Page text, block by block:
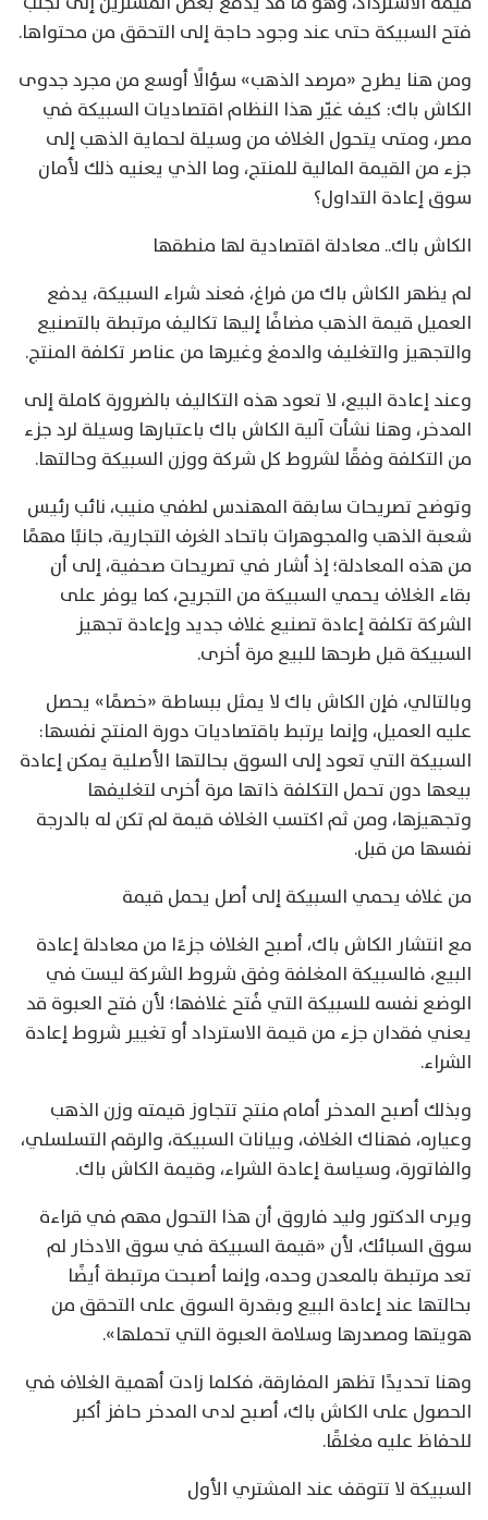
فتح السبيكة حتى عند وجود حاجة إلى التحقق من محتواها.
ومن هنا يطرح «مرصد الذهب» سؤالًا أوسع من مجرد جدوى
الكاش باك: كيف غيّر هذا النظام اقتصاديات السبيكة في
مصر، ومتى يتحول الغلاف من وسيلة لحماية الذهب إلى
جزء من القيمة المالية للمنتج، وما الذي يعنيه ذلك لأمان
سوق إعادة التداول؟
الكاش باك.. معادلة اقتصادية لها منطقها
لم يظهر الكاش باك من فراغ، فعند شراء السبيكة، يدفع
العميل قيمة الذهب مضافًا إليها تكاليف مرتبطة بالتصنيع
والتجهيز والتغليف والدمغ وغيرها من عناصر تكلفة المنتج.
وعند إعادة البيع، لا تعود هذه التكاليف بالضرورة كاملة إلى
المدخر، وهنا نشأت آلية الكاش باك باعتبارها وسيلة لرد جزء
من التكلفة وفقًا لشروط كل شركة ووزن السبيكة وحالتها.
وتوضح تصريحات سابقة المهندس لطفي منيب، نائب رئيس
شعبة الذهب والمجوهرات باتحاد الغرف التجارية، جانبًا مهمًا
من هذه المعادلة؛ إذ أشار في تصريحات صحفية، إلى أن
بقاء الغلاف يحمي السبيكة من التجريح، كما يوفر على
الشركة تكلفة إعادة تصنيع غلاف جديد وإعادة تجهيز
السبيكة قبل طرحها للبيع مرة أخرى.
وبالتالي، فإن الكاش باك لا يمثل ببساطة «خصمًا» يحصل
عليه العميل، وإنما يرتبط باقتصاديات دورة المنتج نفسها:
السبيكة التي تعود إلى السوق بحالتها الأصلية يمكن إعادة
بيعها دون تحمل التكلفة ذاتها مرة أخرى لتغليفها
وتجهيزها، ومن ثم اكتسب الغلاف قيمة لم تكن له بالدرجة
نفسها من قبل.
من غلاف يحمي السبيكة إلى أصل يحمل قيمة
مع انتشار الكاش باك، أصبح الغلاف جزءًا من معادلة إعادة
البيع، فالسبيكة المغلفة وفق شروط الشركة ليست في
الوضع نفسه للسبيكة التي فُتح غلافها؛ لأن فتح العبوة قد
يعني فقدان جزء من قيمة الاسترداد أو تغيير شروط إعادة
الشراء.
وبذلك أصبح المدخر أمام منتج تتجاوز قيمته وزن الذهب
وعياره، فهناك الغلاف، وبيانات السبيكة، والرقم التسلسلي،
والفاتورة، وسياسة إعادة الشراء، وقيمة الكاش باك.
ويرى الدكتور وليد فاروق أن هذا التحول مهم في قراءة
سوق السبائك، لأن «قيمة السبيكة في سوق الادخار لم
تعد مرتبطة بالمعدن وحده، وإنما أصبحت مرتبطة أيضًا
بحالتها عند إعادة البيع وبقدرة السوق على التحقق من
هويتها ومصدرها وسلامة العبوة التي تحملها».
وهنا تحديدًا تظهر المفارقة، فكلما زادت أهمية الغلاف في
الحصول على الكاش باك، أصبح لدى المدخر حافز أكبر
للحفاظ عليه مغلقًا.
السبيكة لا تتوقف عند المشتري الأول